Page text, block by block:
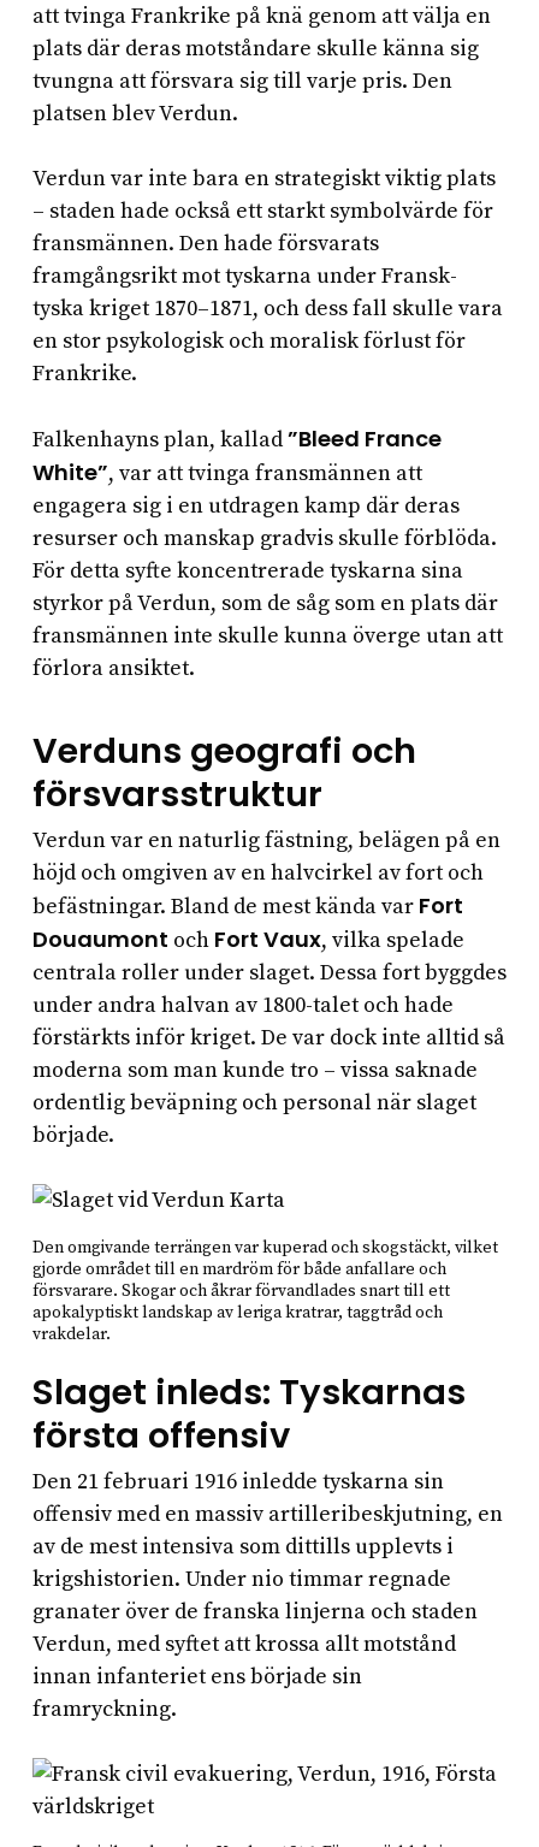
att tvinga Frankrike på knä genom att välja en
plats där deras motståndare skulle känna sig
tvungna att försvara sig till varje pris. Den
platsen blev Verdun.
Verdun var inte bara en strategiskt viktig plats
– staden hade också ett starkt symbolvärde för
fransmännen. Den hade försvarats
framgångsrikt mot tyskarna under Fransk-
tyska kriget 1870–1871, och dess fall skulle vara
en stor psykologisk och moralisk förlust för
Frankrike.
Falkenhayns plan, kallad”Bleed France
White”, var att tvinga fransmännen att
engagera sig i en utdragen kamp där deras
resurser och manskap gradvis skulle förblöda.
För detta syfte koncentrerade tyskarna sina
styrkor på Verdun, som de såg som en plats där
fransmännen inte skulle kunna överge utan att
förlora ansiktet.
Verduns geografi och
försvarsstruktur
Verdun var en naturlig fästning, belägen på en
höjd och omgiven av en halvcirkel av fort och
befästningar. Bland de mest kända var Fort
Douaumont och Fort Vaux, vilka spelade
centrala roller under slaget. Dessa fort byggdes
under andra halvan av 1800-talet och hade
förstärkts inför kriget. De var dock inte alltid så
moderna som man kunde tro – vissa saknade
ordentlig beväpning och personal när slaget
började.
Den omgivande terrängen var kuperad och skogstäckt, vilket
gjorde området till en mardröm för både anfallare och
försvarare. Skogar och åkrar förvandlades snart till ett
apokalyptiskt landskap av leriga kratrar, taggtråd och
vrakdelar.
Slaget inleds: Tyskarnas
första offensiv
Den 21 februari 1916 inledde tyskarna sin
offensiv med en massiv artilleribeskjutning, en
av de mest intensiva som dittills upplevts i
krigshistorien. Under nio timmar regnade
granater över de franska linjerna och staden
Verdun, med syftet att krossa allt motstånd
innan infanteriet ens började sin
framryckning.